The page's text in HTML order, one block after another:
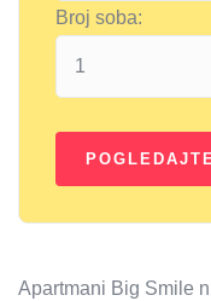
Broj soba:
Apartmani Big Smile